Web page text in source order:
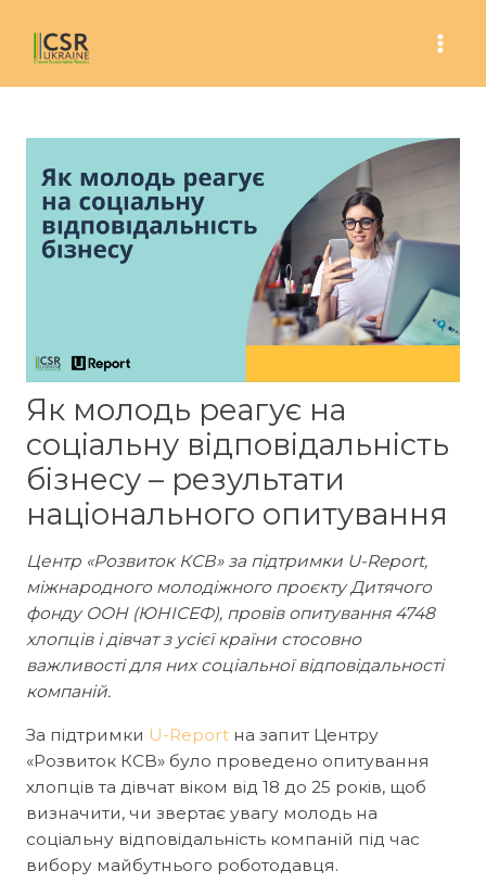
content
Як молодь реагує на
соціальну відповідальність
бізнесу – результати
національного опитування
Центр «Розвиток КСВ» за підтримки U-Report,
міжнародного молодіжного проєкту Дитячого
фонду ООН (ЮНІСЕФ), провів опитування 4748
хлопців і дівчат з усієї країни стосовно
важливості для них соціальної відповідальності
компаній.
За підтримки U-Reportна запит Центру
«Розвиток КСВ» було проведено опитування
хлопців та дівчат віком від 18 до 25 років, щоб
визначити, чи звертає увагу молодь на
соціальну відповідальність компаній під час
вибору майбутнього роботодавця.